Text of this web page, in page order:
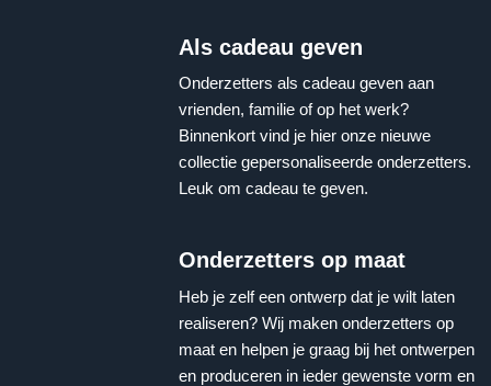
Als cadeau geven
Onderzetters als cadeau geven aan
vrienden, familie of op het werk?
Binnenkort vind je hier onze nieuwe
collectie gepersonaliseerde onderzetters.
Leuk om cadeau te geven.
Onderzetters op maat
Heb je zelf een ontwerp dat je wilt laten
realiseren? Wij maken onderzetters op
maat en helpen je graag bij het ontwerpen
en produceren in ieder gewenste vorm en